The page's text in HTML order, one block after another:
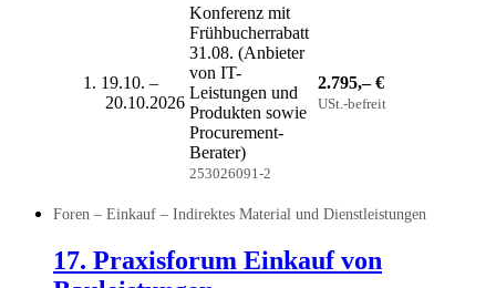
19.10. –
20.10.2026
Konferenz mit
Frühbucherrabatt
31.08. (Anbieter
von IT-
Leistungen und
Produkten sowie
Procurement-
Berater)
253026091-2
2.795,– €
USt.-befreit
Foren – Einkauf – Indirektes Material und Dienstleistungen
17. Praxisforum Einkauf von